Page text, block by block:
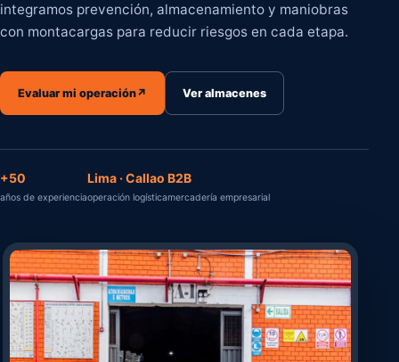
integramos prevención, almacenamiento y maniobras
con montacargas para reducir riesgos en cada etapa.
Evaluar mi operación↗ Ver almacenes
+50
años de experiencia
Lima · Callao
operación logística
B2B
mercadería empresarial